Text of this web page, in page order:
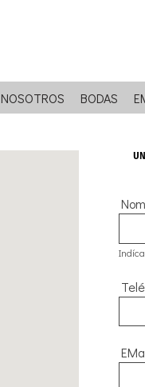
NOSOTROS BODAS